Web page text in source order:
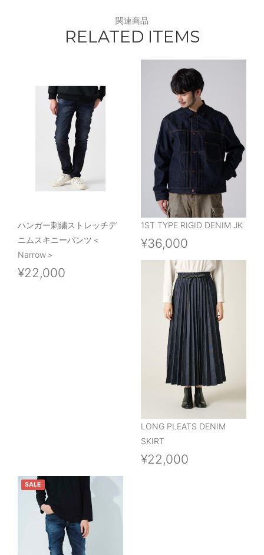
関連商品
RELATED ITEMS
ハンガー刺繍ストレッチデ
ニムスキニーパンツ＜
Narrow＞
¥22,000
1ST TYPE RIGID DENIM JK
¥36,000
LONG PLEATS DENIM
SKIRT
¥22,000
SALE